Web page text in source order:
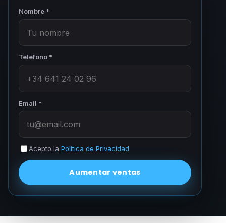
Nombre *
Teléfono *
Email *
Acepto la Política de Privacidad
Aumentar ventas